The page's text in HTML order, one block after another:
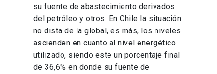
su fuente de abastecimiento derivados
del petróleo y otros. En Chile la situación
no dista de la global, es más, los niveles
ascienden en cuanto al nivel energético
utilizado, siendo este un porcentaje final
de 36,6% en donde su fuente de